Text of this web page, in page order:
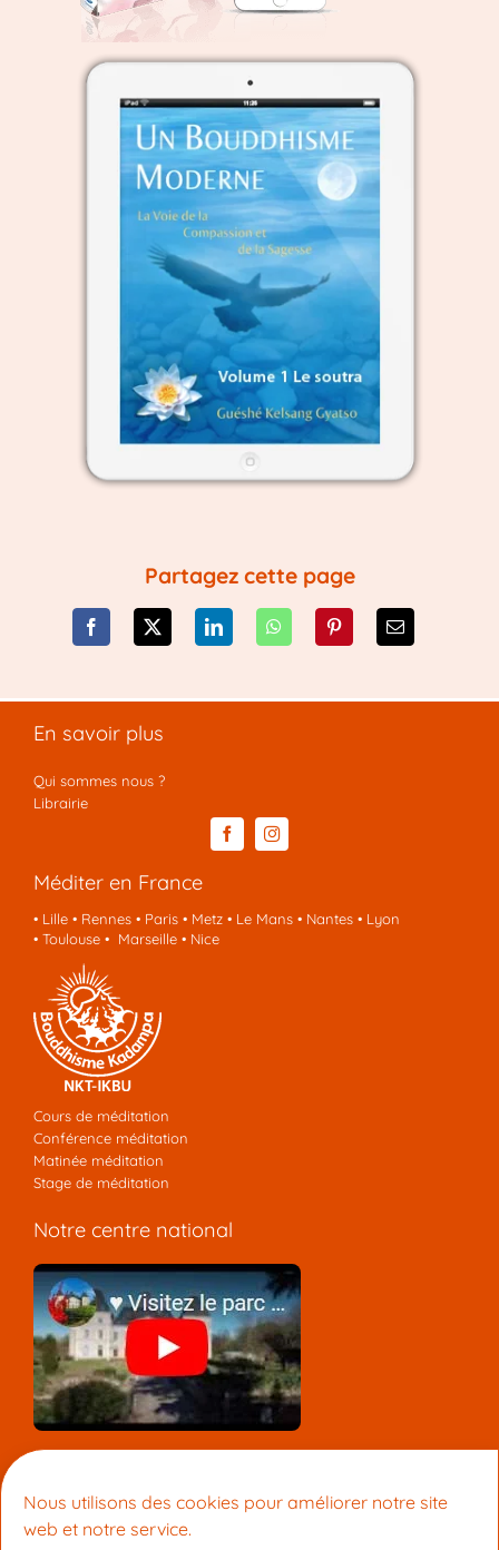
Nous utilisons des cookies pour améliorer notre site
web et notre service.
Partagez cette page
En savoir plus
Qui sommes nous ?
Librairie
Méditer en France
• Lille• Rennes• Paris• Metz• Le Mans• Nantes• Lyon
• Toulouse• Marseille• Nice
Cours de méditation
Conférence méditation
Matinée méditation
Stage de méditation
Notre centre national
Centre de Méditation Kadampa Montpellier
15 Rue du Faubourg Boutonnet 34090 Montpellier